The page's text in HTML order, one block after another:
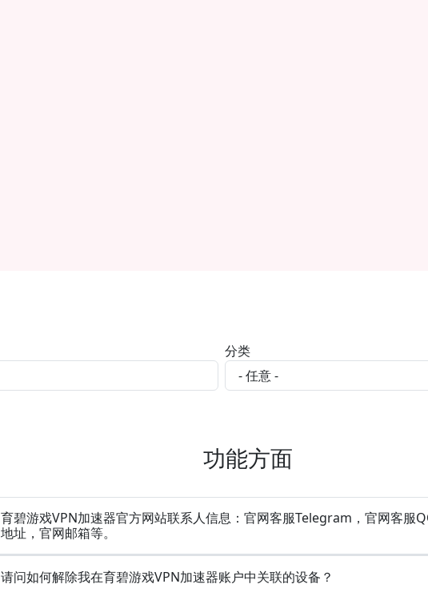
分类
功能方面
育碧游戏VPN加速器官方网站联系人信息：官网客服Telegram，官网客服
地址，官网邮箱等。
请问如何解除我在育碧游戏VPN加速器账户中关联的设备？